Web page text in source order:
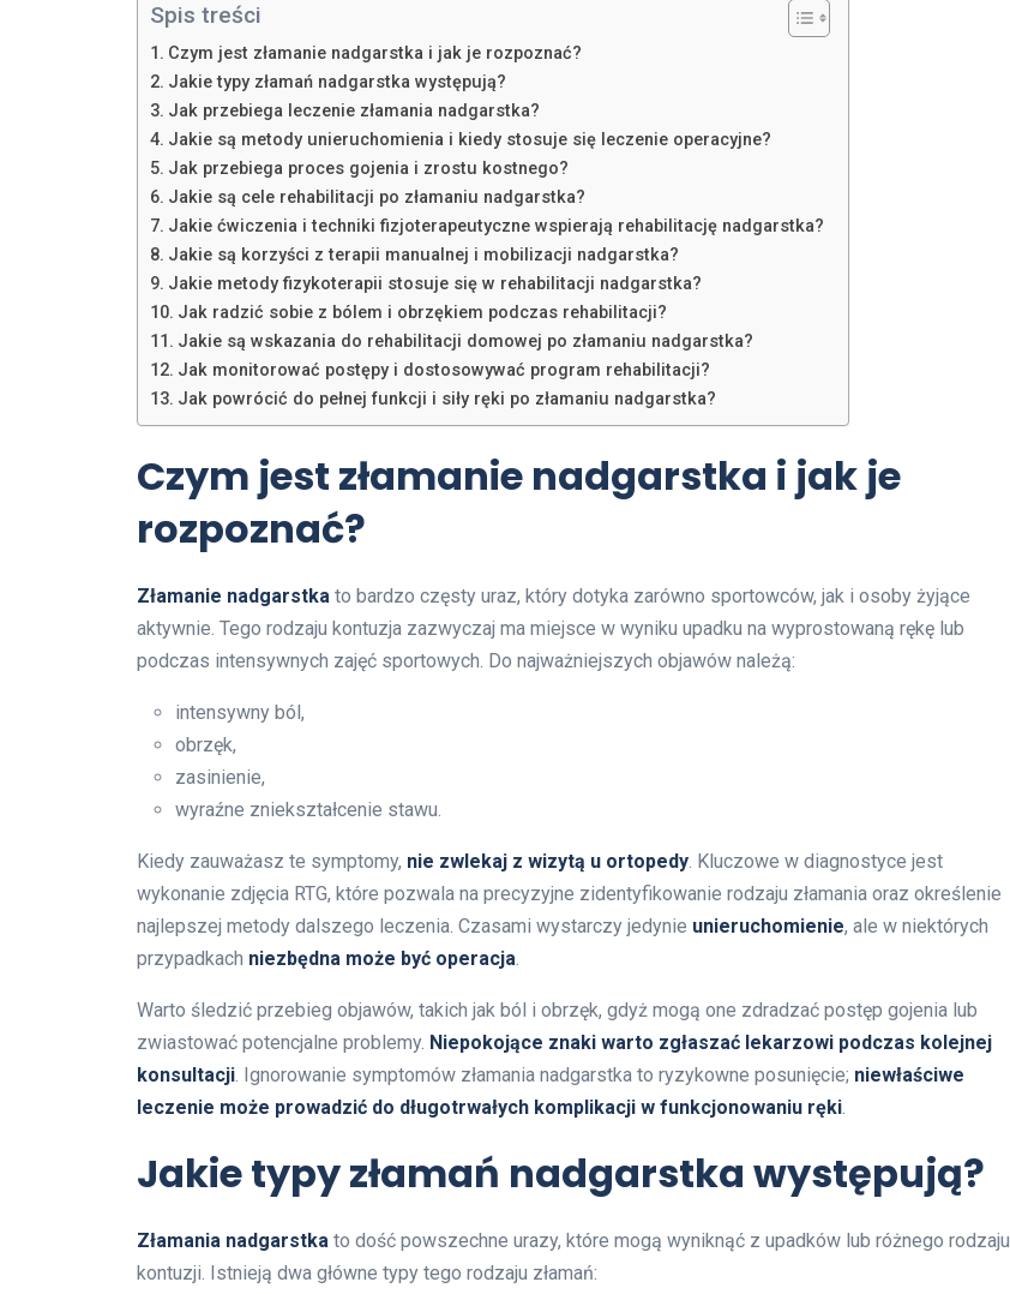
Spis treści
Czym jest złamanie nadgarstka i jak je rozpoznać?
Jakie typy złamań nadgarstka występują?
Jak przebiega leczenie złamania nadgarstka?
Jakie są metody unieruchomienia i kiedy stosuje się leczenie operacyjne?
Jak przebiega proces gojenia i zrostu kostnego?
Jakie są cele rehabilitacji po złamaniu nadgarstka?
Jakie ćwiczenia i techniki fizjoterapeutyczne wspierają rehabilitację nadgarstka?
Jakie są korzyści z terapii manualnej i mobilizacji nadgarstka?
Jakie metody fizykoterapii stosuje się w rehabilitacji nadgarstka?
Jak radzić sobie z bólem i obrzękiem podczas rehabilitacji?
Jakie są wskazania do rehabilitacji domowej po złamaniu nadgarstka?
Jak monitorować postępy i dostosowywać program rehabilitacji?
Jak powrócić do pełnej funkcji i siły ręki po złamaniu nadgarstka?
Czym jest złamanie nadgarstka i jak je
rozpoznać?
Złamanie nadgarstka to bardzo częsty uraz, który dotyka zarówno sportowców, jak i osoby żyjące
aktywnie. Tego rodzaju kontuzja zazwyczaj ma miejsce w wyniku upadku na wyprostowaną rękę lub
podczas intensywnych zajęć sportowych. Do najważniejszych objawów należą:
intensywny ból,
obrzęk,
zasinienie,
wyraźne zniekształcenie stawu.
Kiedy zauważasz te symptomy, nie zwlekaj z wizytą u ortopedy. Kluczowe w diagnostyce jest
wykonanie zdjęcia RTG, które pozwala na precyzyjne zidentyfikowanie rodzaju złamania oraz określenie
najlepszej metody dalszego leczenia. Czasami wystarczy jedynie unieruchomienie, ale w niektórych
przypadkach niezbędna może być operacja.
Warto śledzić przebieg objawów, takich jak ból i obrzęk, gdyż mogą one zdradzać postęp gojenia lub
zwiastować potencjalne problemy. Niepokojące znaki warto zgłaszać lekarzowi podczas kolejnej
konsultacji. Ignorowanie symptomów złamania nadgarstka to ryzykowne posunięcie; niewłaściwe
leczenie może prowadzić do długotrwałych komplikacji w funkcjonowaniu ręki.
Jakie typy złamań nadgarstka występują?
Złamania nadgarstka to dość powszechne urazy, które mogą wyniknąć z upadków lub różnego rodzaju
kontuzji. Istnieją dwa główne typy tego rodzaju złamań: